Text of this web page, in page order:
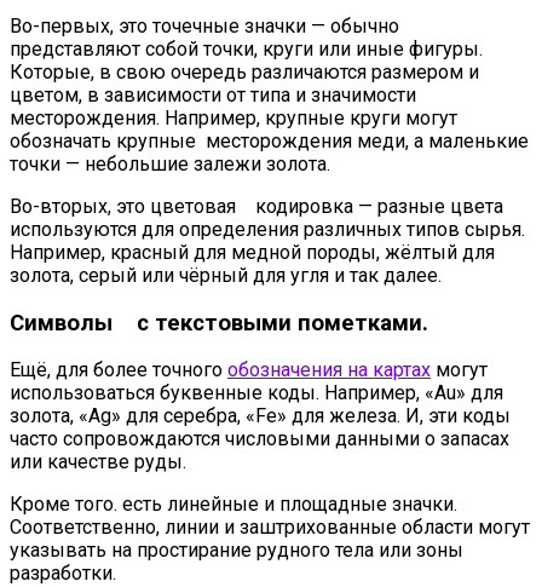
Во-первых, это точечные значки — обычно
представляют собой точки, круги или иные фигуры.
Которые, в свою очередь различаются размером и
цветом, в зависимости от типа и значимости
месторождения. Например, крупные круги могут
обозначать крупные месторождения меди, а маленькие
точки — небольшие залежи золота.
Во-вторых, это цветовая кодировка — разные цвета
используются для определения различных типов сырья.
Например, красный для медной породы, жёлтый для
золота, серый или чёрный для угля и так далее.
Символы с текстовыми пометками.
Ещё, для более точного обозначения на картах могут
использоваться буквенные коды. Например, «Au» для
золота, «Ag» для серебра, «Fe» для железа. И, эти коды
часто сопровождаются числовыми данными о запасах
или качестве руды.
Кроме того. есть линейные и площадные значки.
Соответственно, линии и заштрихованные области могут
указывать на простирание рудного тела или зоны
разработки.